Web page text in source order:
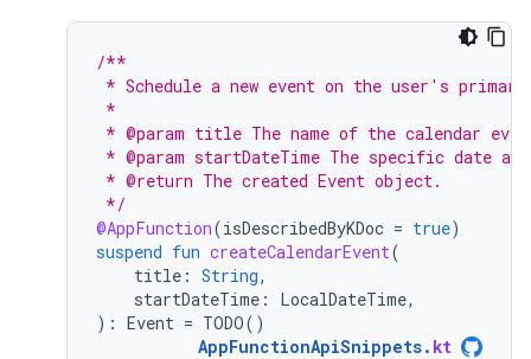
/**
* Schedule a new event on the user's
*
* @param title The name of the calendar
* @param startDateTime The specific date
* @return The created Event object.
*/
@AppFunction(isDescribedByKDoc = true)
suspend fun createCalendarEvent(
title : String,
startDateTime : LocalDateTime,
): Event = TODO()
AppFunctionApiSnippets. kt